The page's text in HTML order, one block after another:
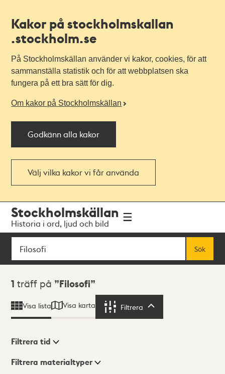
Kakor på stockholmskallan
.stockholm.se
På Stockholmskällan använder vi kakor, cookies, för att
sammanställa statistik och för att webbplatsen ska
fungera på ett bra sätt för dig.
Om kakor på Stockholmskällan
Godkänn alla kakor
Välj vilka kakor vi får använda
navigationen
huvudinnehållet
Stockholmskällan
Historia i ord, ljud och bild
Sök
Sök
Sökresultat
1 träff på Filosofi
Visa lista Visa karta Filtrera
Visningsläge
Filtrera tid
Filtrera materialtyper